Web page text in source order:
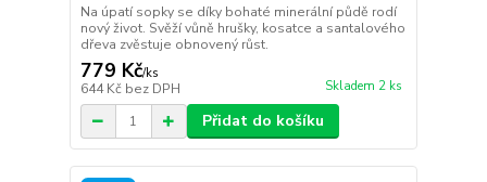
Na úpatí sopky se díky bohaté minerální půdě rodí
nový život. Svěží vůně hrušky, kosatce a santalového
dřeva zvěstuje obnovený růst.
779 Kč/ks
644 Kč bez DPH Skladem 2 ks
Přidat do košíku